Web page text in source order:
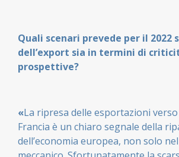
Quali scenari prevede per il 2022
dell’export sia in termini di
prospettive?
«La ripresa delle esportazioni
Francia è un chiaro segnale della
dell’economia europea, non solo